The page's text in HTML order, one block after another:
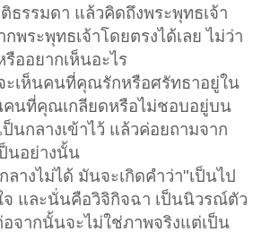
ธรรมดา แล้วคิดถึงพระพุทธเจ้า
พระพุทธเจ้าโดยตรงได้เลย ไม่ว่า
ออยากเห็นอะไร
ะเห็นคนที่คุณรักหรือศรัทธาอยู่ใน
คนที่คุณเกลียดหรือไม่ชอบอยู่บน
ป็นกลางเข้าไว้ แล้วค่อยถามจาก
นอย่างนั้น
างไม่ได้ มันจะเกิดคำว่า"เป็นไป
จ และนั่นคือวิจิกิจฉา เป็นนิวรณ์ตัว
จากนั้นจะไม่ใช่ภาพจริงแต่เป็น